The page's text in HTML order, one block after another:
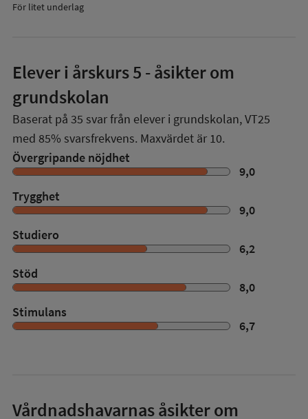
För litet underlag
Elever i årskurs 5 - åsikter om
grundskolan
Baserat på 35 svar från elever i grundskolan,VT25
med 85% svarsfrekvens. Maxvärdet är 10.
Övergripande nöjdhet
9,0
Trygghet
9,0
Studiero
6,2
Stöd
8,0
Stimulans
6,7
Vårdnadshavarnas åsikter om